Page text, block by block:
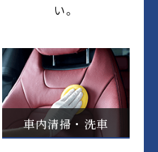
い。
車内清掃・洗車